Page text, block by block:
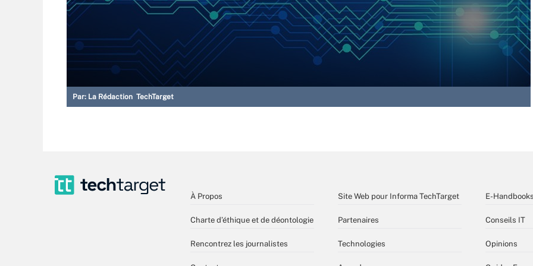
Par: La Rédaction TechTarget
À Propos
Charte d’éthique et de déontologie
Rencontrez les journalistes
Site Web pour Informa TechTarget
Partenaires
Technologies
E-
Conseils IT
Opinions